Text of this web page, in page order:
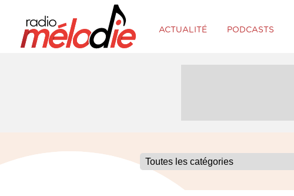
ACTUALITÉ PODCASTS